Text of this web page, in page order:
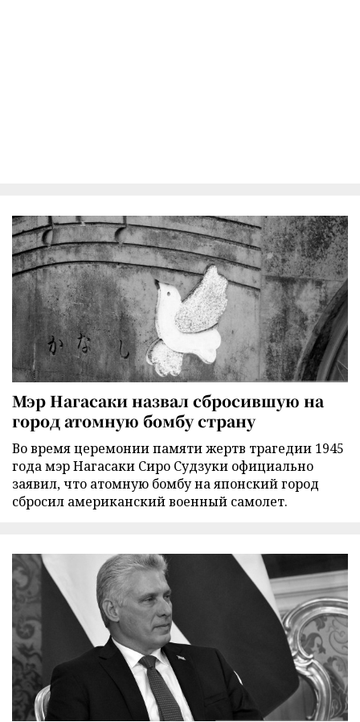
Мэр Нагасаки назвал сбросившую на
город атомную бомбу страну
Во время церемонии памяти жертв трагедии 1945
года мэр Нагасаки Сиро Судзуки официально
заявил, что атомную бомбу на японский город
сбросил американский военный самолет.